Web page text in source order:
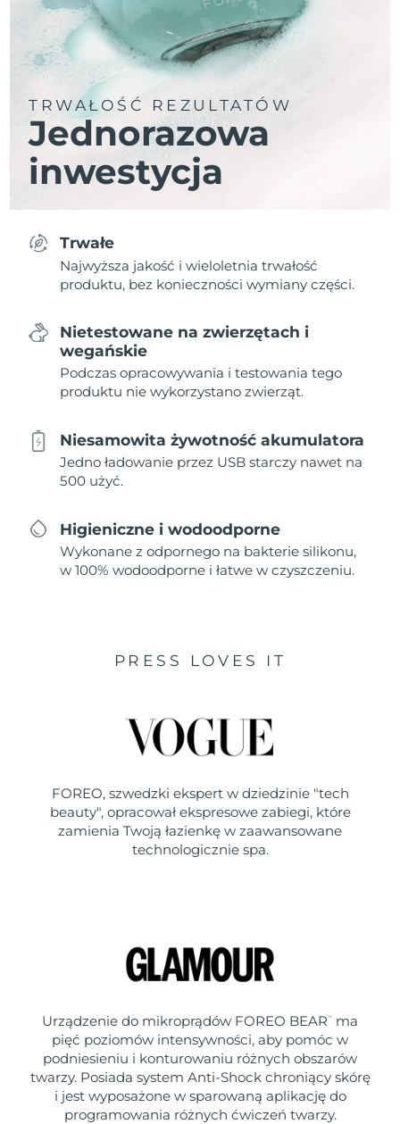
TRWAŁOŚĆ REZULTATÓW
Jednorazowa
inwestycja
Trwałe
Najwyższa jakość i wieloletnia trwałość
produktu, bez konieczności wymiany części.
Nietestowane na zwierzętach i
wegańskie
Podczas opracowywania i testowania tego
produktu nie wykorzystano zwierząt.
Niesamowita żywotność akumulatora
Jedno ładowanie przez USB starczy nawet na
500 użyć.
Higieniczne i wodoodporne
Wykonane z odpornego na bakterie silikonu,
w 100% wodoodporne i łatwe w czyszczeniu.
PRESS LOVES IT
FOREO, szwedzki ekspert w dziedzinie "tech
beauty", opracował ekspresowe zabiegi, które
zamienia Twoją łazienkę w zaawansowane
technologicznie spa.
Urządzenie do mikroprądów FOREO BEAR ™
ma
pięć poziomów intensywności, aby pomóc w
podniesieniu i konturowaniu różnych obszarów
twarzy. Posiada system Anti-Shock chroniący skórę
i jest wyposażone w sparowaną aplikację do
programowania różnych ćwiczeń twarzy.